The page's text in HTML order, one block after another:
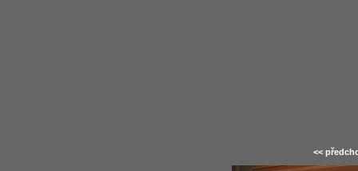
<<